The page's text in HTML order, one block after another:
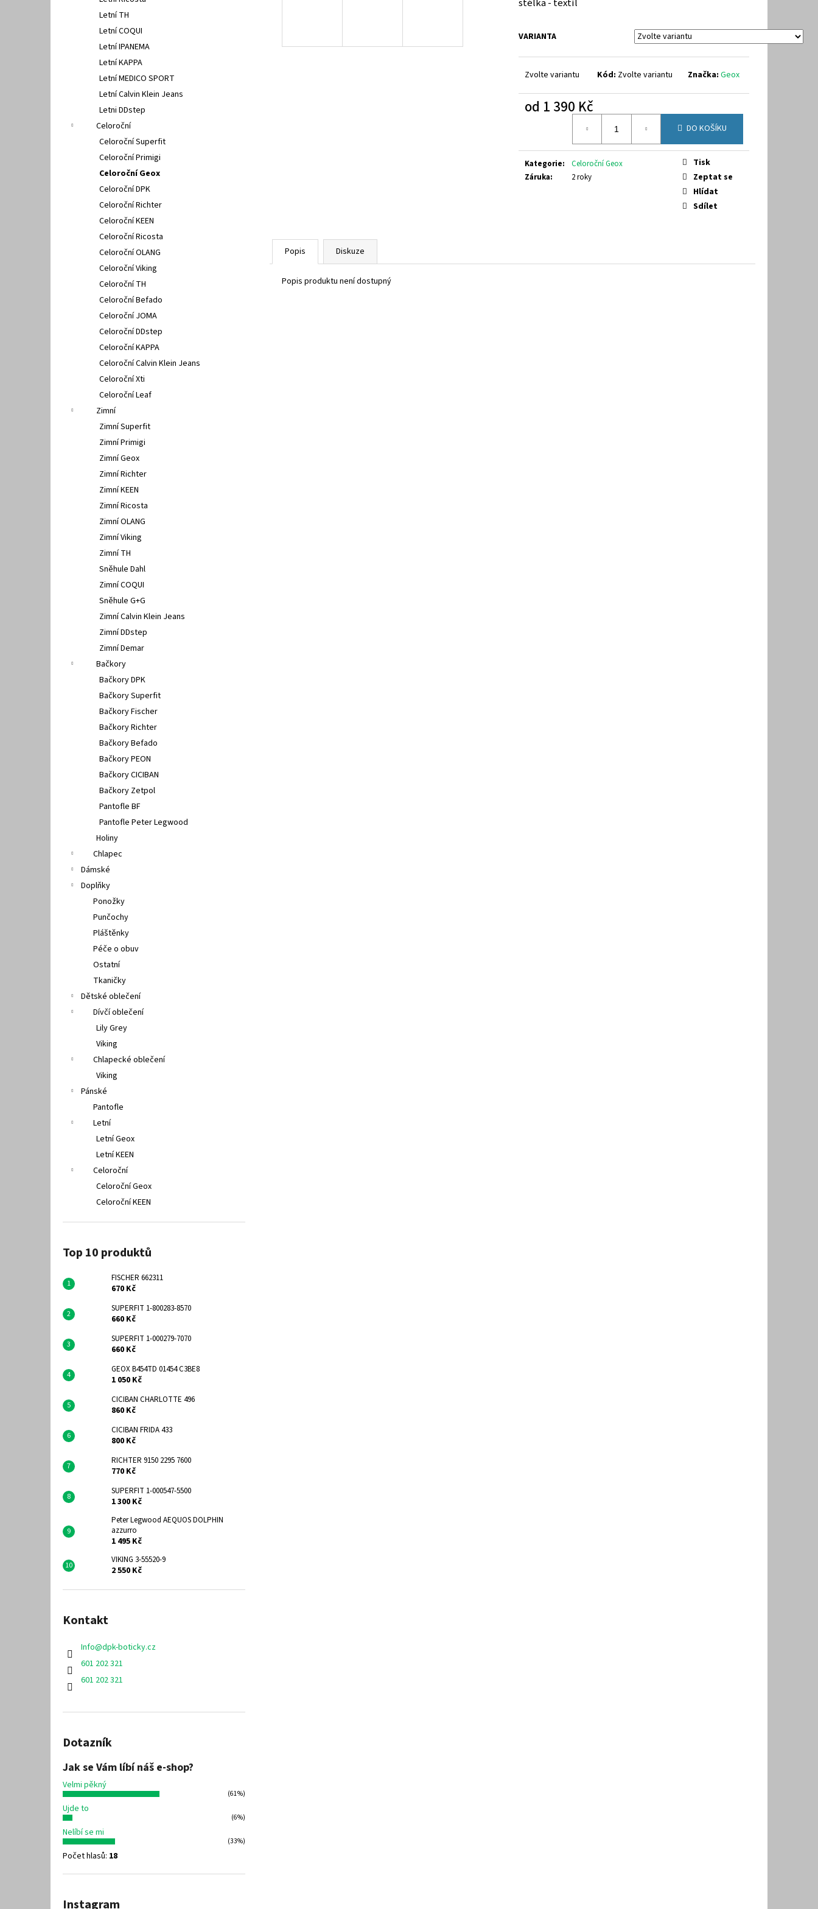
Letní TH
Letní COQUI
Letní IPANEMA
Letní KAPPA
Letní MEDICO SPORT
Letní Calvin Klein Jeans
Letni DDstep
Celoroční
Celoroční Superfit
Celoroční Primigi
Celoroční Geox
Celoroční DPK
Celoroční Richter
Celoroční KEEN
Celoroční Ricosta
Celoroční OLANG
Celoroční Viking
Celoroční TH
Celoroční Befado
Celoroční JOMA
Celoroční DDstep
Celoroční KAPPA
Celoroční Calvin Klein Jeans
Celoroční Xti
Celoroční Leaf
Zimní
Zimní Superfit
Zimní Primigi
Zimní Geox
Zimní Richter
Zimní KEEN
Zimní Ricosta
Zimní OLANG
Zimní Viking
Zimní TH
Sněhule Dahl
Zimní COQUI
Sněhule G+G
Zimní Calvin Klein Jeans
Zimní DDstep
Zimní Demar
Bačkory
Bačkory DPK
Bačkory Superfit
Bačkory Fischer
Bačkory Richter
Bačkory Befado
Bačkory PEON
Bačkory CICIBAN
Bačkory Zetpol
Pantofle BF
Pantofle Peter Legwood
Holiny
Chlapec
Dámské
Doplňky
Ponožky
Punčochy
Pláštěnky
Péče o obuv
Ostatní
Tkaničky
Dětské oblečení
Dívčí oblečení
Lily Grey
Viking
Chlapecké oblečení
Viking
Pánské
Pantofle
Letní
Letní Geox
Letní KEEN
Celoroční
Celoroční Geox
Celoroční KEEN
Top 10 produktů
FISCHER 662311
670 Kč
SUPERFIT 1-800283-8570
660 Kč
SUPERFIT 1-000279-7070
660 Kč
GEOX B454TD 01454 C3BE8
1 050 Kč
CICIBAN CHARLOTTE 496
860 Kč
CICIBAN FRIDA 433
800 Kč
RICHTER 9150 2295 7600
770 Kč
SUPERFIT 1-000547-5500
1 300 Kč
Peter Legwood AEQUOS DOLPHIN
azzurro
1 495 Kč
VIKING 3-55520-9
2 550 Kč
Kontakt
Info@dpk-boticky.cz
601 202 321
601 202 321
Dotazník
Jak se Vám líbí náš e-shop?
Velmi pěkný
(61%)
Ujde to
(6%)
Nelíbí se mi
(33%)
Počet hlasů: 18
Instagram
VARIANTA
Zvolte variantu Kód: Zvolte variantu Značka:Geox
od 1 390 Kč
DO KOŠÍKU
Kategorie:
Celoroční Geox
Záruka: 2 roky
Tisk
Zeptat se
Hlídat
Sdílet
Popis Diskuze
Popis produktu není dostupný